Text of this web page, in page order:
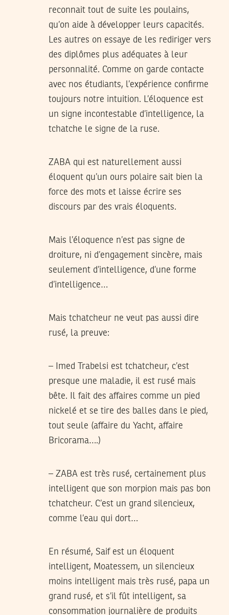
reconnait tout de suite les poulains,
qu’on aide à développer leurs capacités.
Les autres on essaye de les rediriger vers
des diplômes plus adéquates à leur
personnalité. Comme on garde contacte
avec nos étudiants, l’expérience confirme
toujours notre intuition. L’éloquence est
un signe incontestable d’intelligence, la
tchatche le signe de la ruse.
ZABA qui est naturellement aussi
éloquent qu’un ours polaire sait bien la
force des mots et laisse écrire ses
discours par des vrais éloquents.
Mais l’éloquence n’est pas signe de
droiture, ni d’engagement sincère, mais
seulement d’intelligence, d’une forme
d’intelligence…
Mais tchatcheur ne veut pas aussi dire
rusé, la preuve:
– Imed Trabelsi est tchatcheur, c’est
presque une maladie, il est rusé mais
bête. Il fait des affaires comme un pied
nickelé et se tire des balles dans le pied,
tout seule (affaire du Yacht, affaire
Bricorama….)
– ZABA est très rusé, certainement plus
intelligent que son morpion mais pas bon
tchatcheur. C’est un grand silencieux,
comme l’eau qui dort…
En résumé, Saif est un éloquent
intelligent, Moatessem, un silencieux
moins intelligent mais très rusé, papa un
grand rusé, et s’il fût intelligent, sa
consommation journalière de produits